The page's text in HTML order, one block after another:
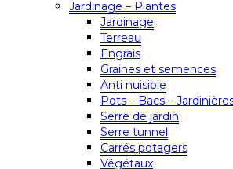
Jardinage – Plantes
Jardinage
Terreau
Engrais
Graines et semences
Anti nuisible
Pots – Bacs –
Serre de jardin
Serre tunnel
Carrés potagers
Végétaux